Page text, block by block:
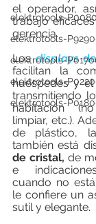
elektrotools-
elektrotools-
elektrotools-
elektrotools-
elektrotools-
el operador,
trabajo
gerencia.
Los displays de
facilitan la
huéspedes y
transmitiendo
habitación
limpiar, etc.).
de plástico,
también está
de cristal, de
e
cuando no
le confiere un
sutil y elegante.